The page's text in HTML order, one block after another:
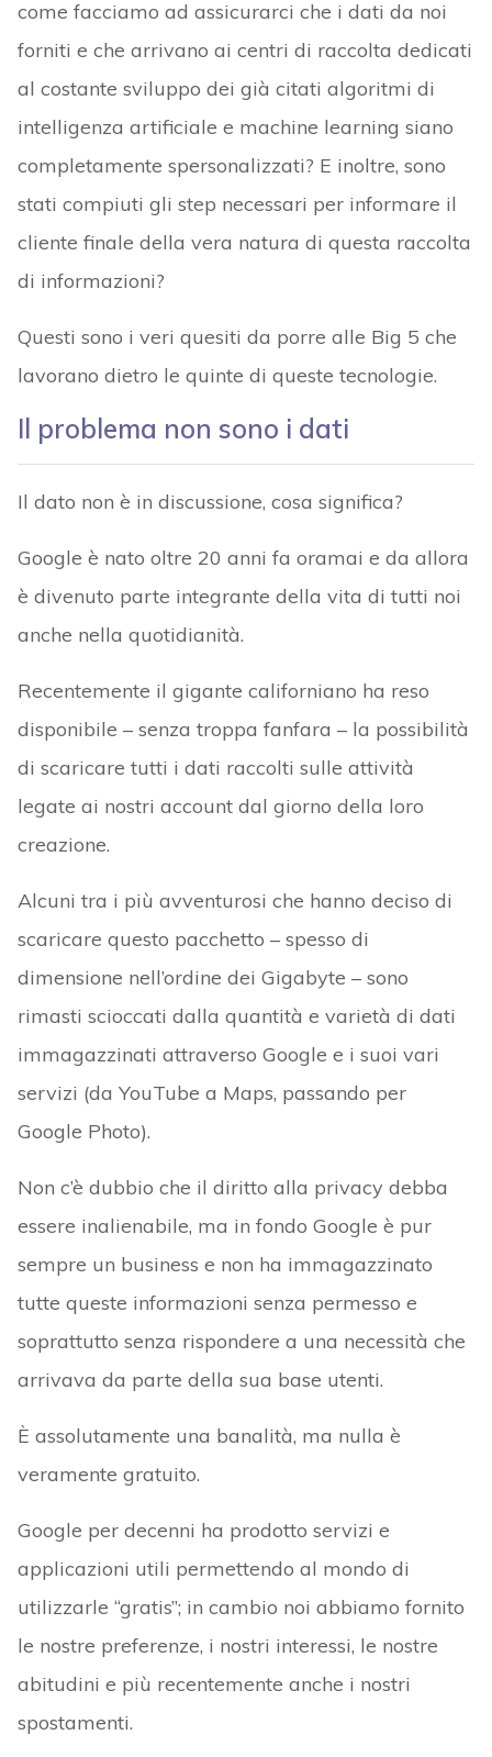
come facciamo ad assicurarci che i dati da noi
forniti e che arrivano ai centri di raccolta dedicati
al costante sviluppo dei già citati algoritmi di
intelligenza artificiale e machine learning siano
completamente spersonalizzati? E inoltre, sono
stati compiuti gli step necessari per informare il
cliente finale della vera natura di questa raccolta
di informazioni?
Questi sono i veri quesiti da porre alle Big 5 che
lavorano dietro le quinte di queste tecnologie.
Il problema non sono i dati
Il dato non è in discussione, cosa significa?
Google è nato oltre 20 anni fa oramai e da allora
è divenuto parte integrante della vita di tutti noi
anche nella quotidianità.
Recentemente il gigante californiano ha reso
disponibile – senza troppa fanfara – la possibilità
di scaricare tutti i dati raccolti sulle attività
legate ai nostri account dal giorno della loro
creazione.
Alcuni tra i più avventurosi che hanno deciso di
scaricare questo pacchetto – spesso di
dimensione nell’ordine dei Gigabyte – sono
rimasti scioccati dalla quantità e varietà di dati
immagazzinati attraverso Google e i suoi vari
servizi (da YouTube a Maps, passando per
Google Photo).
Non c’è dubbio che il diritto alla privacy debba
essere inalienabile, ma in fondo Google è pur
sempre un business e non ha immagazzinato
tutte queste informazioni senza permesso e
soprattutto senza rispondere a una necessità che
arrivava da parte della sua base utenti.
È assolutamente una banalità, ma nulla è
veramente gratuito.
Google per decenni ha prodotto servizi e
applicazioni utili permettendo al mondo di
utilizzarle “gratis”; in cambio noi abbiamo fornito
le nostre preferenze, i nostri interessi, le nostre
abitudini e più recentemente anche i nostri
spostamenti.